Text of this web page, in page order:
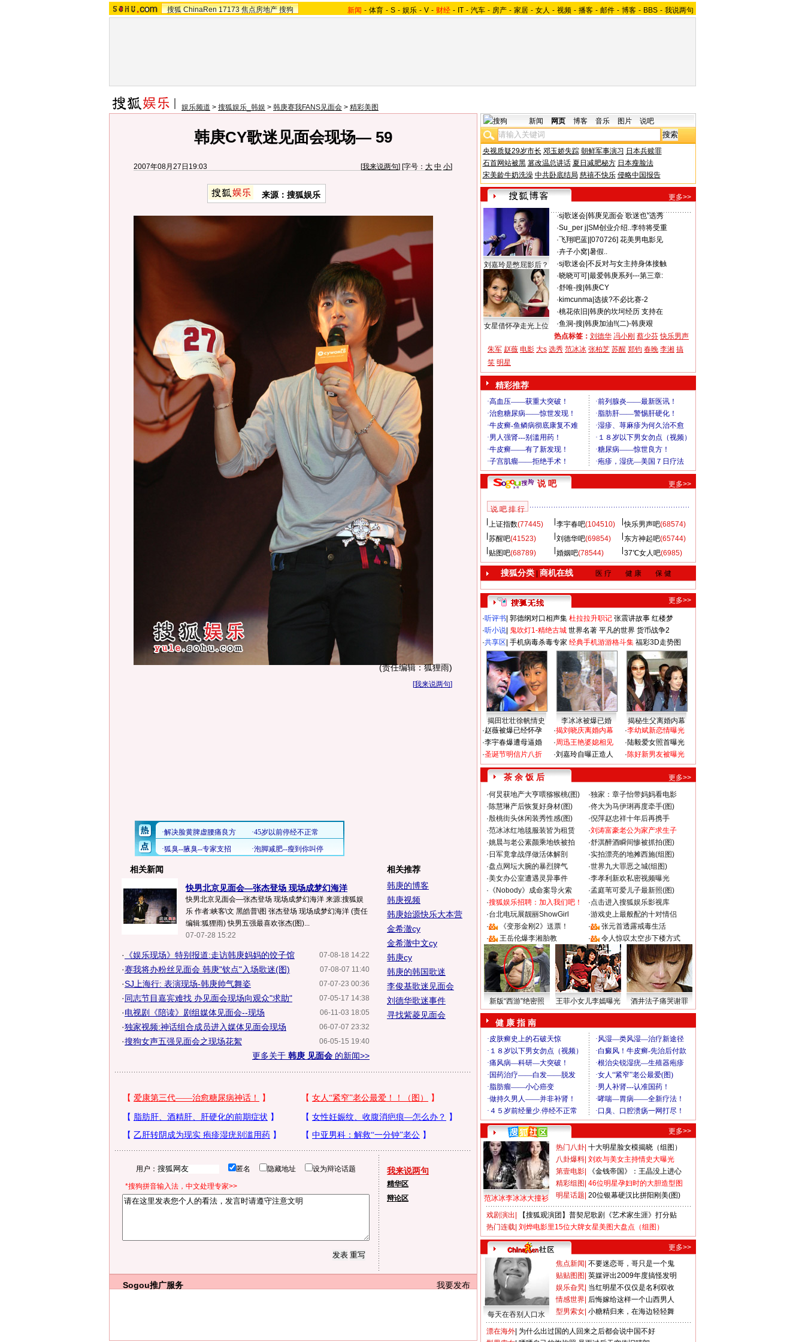
搜狐 ChinaRen 17173 焦点房地产 搜狗 新闻 - 体育 - S - 娱乐 - V - 财经 - IT - 汽车 - 房产 - 家居 - 女人 - 视频 - 播客 - 邮件 - 博客 - BBS - 我说两句
娱乐频道 > 搜狐娱乐_韩娱 > 韩庚赛我FANS见面会 > 精彩美图
韩庚CY歌迷见面会现场— 59
2007年08月27日19:03 [我来说两句] [字号： 大 中 小]
来源：搜狐娱乐
(责任编辑：狐狸雨)
[我来说两句]
相关新闻
快男北京见面会—张杰登场 现场成梦幻海洋
快男北京见面会—张杰登场 现场成梦幻海洋 来源:搜狐娱
乐 作者:峡客\文 黑皓普\图 张杰登场 现场成梦幻海洋 (责任
编辑:狐狸雨) 快男五强最喜欢张杰(图)...
07-07-28 15:22
07-08-18 14:22
· 《娱乐现场》特别报道:走访韩庚妈妈的饺子馆
07-08-07 11:40
·赛我将办粉丝见面会 韩庚"钦点"入场歌迷(图)
07-07-23 00:36
·SJ上海行: 表演现场-韩庚帅气舞姿
07-05-17 14:38
·同志节目嘉宾难找 办见面会现场向观众"求助"
06-11-03 18:05
·电视剧《陪读》剧组媒体见面会--现场
06-07-07 23:32
·独家视频:神话组合成员进入媒体见面会现场
06-05-15 19:40
·搜狗女声五强见面会之现场花絮
更多关于 韩庚 见面会 的新闻>>
相关推荐
韩庚的博客
韩庚视频
韩庚始源快乐大本营
金希澈cy
金希澈中文cy
韩庚cy
韩庚的韩国歌迷
李俊基歌迷见面会
刘德华歌迷事件
寻找紫菱见面会
用户： 匿名 隐藏地址 设为辩论话题
*搜狗拼音输入法，中文处理专家>>
我来说两句
精华区
辩论区
我要发布
Sogou推广服务
新闻 网页 博客 音乐 图片 说吧
央视质疑29岁市长 邓玉娇失踪 朝鲜军事演习 日本兵赎罪
石首网站被黑 篡改温总讲话 夏日减肥秘方 日本瘦脸法
宋美龄牛奶洗澡 中共卧底结局 慈禧不快乐 侵略中国报告
更多>>
刘嘉玲是憋屈影后？
女星借怀孕走光上位
·sj歌迷会| 韩庚见面会 歌迷也"选秀
·Su_per j SM创业介绍..李特将受重
·飞翔吧蓝| [070726] 花美男电影见
·卉子小窝| 暑假..
·sj歌迷会| 不反对与女主持身体接触
·晓晓可可| 最爱韩庚系列---第三章:
·舒唯-搜 韩庚CY
·kimcunma| 选拔?不必比赛-2
·桃花依旧 韩庚的坎坷经历 支持在
·鱼洞-搜 韩庚加油!!(二)-韩庚艰
热点标签： 刘德华 冯小刚 蔡少芬 快乐男声
朱军 赵薇 电影 大s 选秀 范冰冰 张柏芝 苏醒 郑钧 春晚 李湘 搞
笑 明星
精彩推荐
说 吧 更多>>
说 吧 排 行
上证指数(77445) 李宇春吧(104510) 快乐男声吧(68574)
苏醒吧(41523) 刘德华吧(69854) 东方神起吧(65744)
贴图吧(68789) 婚姻吧(78544) 37℃女人吧(6985)
搜狐分类| 商机在线 医 疗 健 康 保 健
更多>>
·听评书 郭德纲对口相声集 杜拉拉升职记 张震讲故事 红楼梦
·听小说 鬼吹灯1-精绝古城 世界名著 平凡的世界 货币战争2
·共享区 手机病毒杀毒专家 经典手机游游格斗集 福彩3D走势图
揭田壮壮徐帆情史 李冰冰被爆已婚
揭秘生父离婚内幕
·赵薇被爆已经怀孕
·李宇春爆遭母逼婚
·圣诞节明信片八折
·揭刘晓庆离婚内幕
·周迅王艳婆媳相见
·刘嘉玲自曝正造人
·李幼斌新恋情曝光
·陆毅爱女照首曝光
·陈好新男友被曝光
茶 余 饭 后
更多>>
·何炅获地产大亨喂猕猴桃(图) ·独家：章子怡带妈妈看电影
·陈慧琳产后恢复好身材(图) ·佟大为马伊琍再度牵手(图)
·殷桃街头休闲装秀性感(图) ·倪萍赵忠祥十年后再携手
·范冰冰红地毯服装皆为租赁 ·刘涛富豪老公为家产求生子
·姚晨与老公素颜乘地铁被拍 ·舒淇醉酒瞬间惨被抓拍(图)
· 日军竟拿战俘做活体解剖 ·实拍漂亮的地摊西施(组图)
·盘点网坛大腕的暴烈脾气 ·世界九大罪恶之城(组图)
·美女办公室遭遇灵异事件 ·李孝利新欢私密视频曝光
· 《Nobody》成命案导火索 ·孟庭苇可爱儿子最新照(图)
·搜狐娱乐招聘：加入我们吧！ ·点击进入搜狐娱乐影视库
·台北电玩展靓丽ShowGirl ·游戏史上最般配的十对情侣
·
《变形金刚2》送票！ ·
张元首透露戒毒生活
·
王岳伦爆李湘胎教 · 令人惊叹太空步下楼方式
新版“西游”绝密照 王菲小女儿李嫣曝光 酒井法子痛哭谢罪
健 康 指 南
更多>>
范冰冰李冰冰大撞衫
热门八卦 十大明星脸女模揭晓（组图）
八卦爆料 刘欢与美女主持情史大曝光
第壹电影
《金钱帝国》：王晶没上进心
精彩组图 46位明星孕妇时的大胆造型图
明星话题 20位银幕硬汉比拼阳刚美(图)
戏剧演出
【搜狐观演团】普契尼歌剧《艺术家生涯》打分贴
热门连载 刘烨电影里15位大牌女星美图大盘点（组图）
更多>>
每天在吞别人口水
焦点新闻 不要迷恋哥，哥只是一个鬼
贴贴图图 英媒评出2009年度搞怪发明
娱乐旮旯 当红明星不仅仅是名利双收
情感世界 后悔嫁给这样一个山西男人
型男索女 小糖精归来，在海边轻轻舞
漂在海外 为什么出过国的人回来之后都会说中国不好